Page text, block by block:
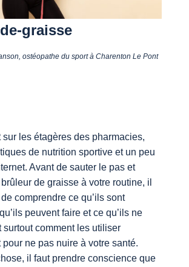
graisse
ostéopathe du sport à Charenton Le Pont
sur les étagères des pharmacies,
de nutrition sportive et un peu
Avant de sauter le pas et
de graisse à votre routine, il
comprendre ce qu’ils sont
peuvent faire et ce qu’ils ne
surtout comment les utiliser
pour ne pas nuire à votre santé.
il faut prendre conscience que